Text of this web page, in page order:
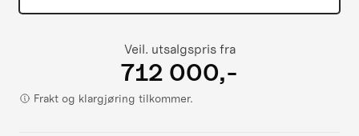
Veil. utsalgspris fra
712 000,-
Frakt og klargjøring tilkommer.